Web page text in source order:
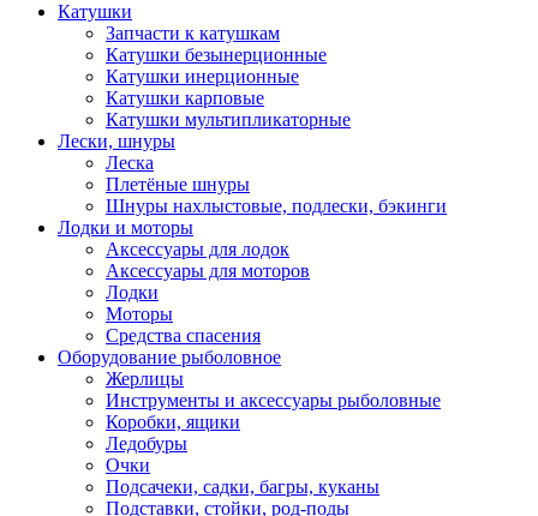
Катушки
Запчасти к катушкам
Катушки безынерционные
Катушки инерционные
Катушки карповые
Катушки мультипликаторные
Лески, шнуры
Леска
Плетёные шнуры
Шнуры нахлыстовые, подлески, бэкинги
Лодки и моторы
Аксессуары для лодок
Аксессуары для моторов
Лодки
Моторы
Средства спасения
Оборудование рыболовное
Жерлицы
Инструменты и аксессуары рыболовные
Коробки, ящики
Ледобуры
Очки
Подсачеки, садки, багры, куканы
Подставки, стойки, род-поды